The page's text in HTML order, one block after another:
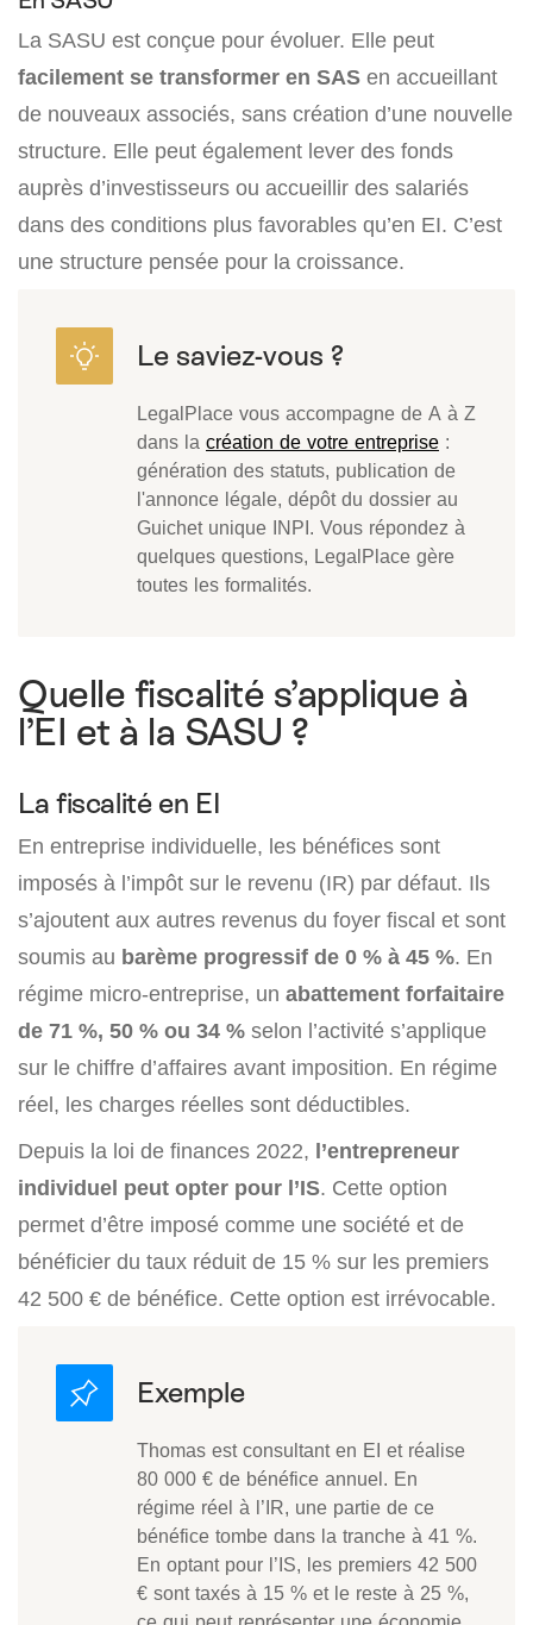
La SASU est conçue pour évoluer. Elle peut
facilement se transformer en SAS en accueillant
de nouveaux associés, sans création d’une nouvelle
structure. Elle peut également lever des fonds
auprès d’investisseurs ou accueillir des salariés
dans des conditions plus favorables qu’en EI. C’est
une structure pensée pour la croissance.
LegalPlace vous accompagne de A à Z
dans la création de votre entreprise :
génération des statuts, publication de
l'annonce légale, dépôt du dossier au
Guichet unique INPI. Vous répondez à
quelques questions, LegalPlace gère
toutes les formalités.
Quelle fiscalité s’applique à
l’EI et à la SASU ?
La fiscalité en EI
En entreprise individuelle, les bénéfices sont
imposés à l’impôt sur le revenu (IR) par défaut. Ils
s’ajoutent aux autres revenus du foyer fiscal et sont
soumis au barème progressif de 0 % à 45 %. En
régime micro-entreprise, un abattement forfaitaire
de 71 %, 50 % ou 34 % selon l’activité s’applique
sur le chiffre d’affaires avant imposition. En régime
réel, les charges réelles sont déductibles.
Depuis la loi de finances 2022, l’entrepreneur
individuel peut opter pour l’IS. Cette option
permet d’être imposé comme une société et de
bénéficier du taux réduit de 15 % sur les premiers
42 500 € de bénéfice. Cette option est irrévocable.
Thomas est consultant en EI et réalise
80 000 € de bénéfice annuel. En
régime réel à l’IR, une partie de ce
bénéfice tombe dans la tranche à 41 %.
En optant pour l’IS, les premiers 42 500
€ sont taxés à 15 % et le reste à 25 %,